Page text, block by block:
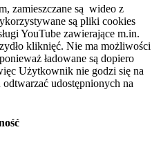
zamieszczane są wideo z
są pliki cookies
YouTube zawierające m.in.
kliknięć. Nie ma możliwości
ładowane są dopiero
Użytkownik nie godzi się na
udostępnionych na